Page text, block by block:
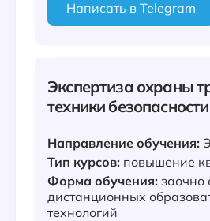
Написать в Telegram
Экспертиза охраны
техники безопасности
Направление обучения:
Тип курсов: повышение
Форма обучения: заочно
дистанционных
технологий